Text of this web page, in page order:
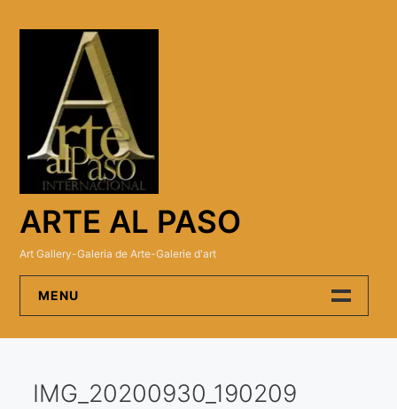
ARTE AL PASO
Art Gallery-Galeria de Arte-Galerie d'art
MENU
Artistas
IMG_20200930_190209